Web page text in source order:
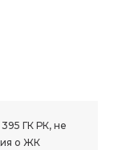
ГК РК, не
о ЖК